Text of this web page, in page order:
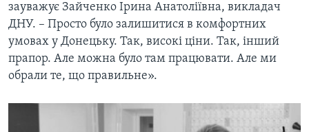
зауважує Зайченко Ірина Анатоліївна, викладач
ДНУ. – Просто було залишитися в комфортних
умовах у Донецьку. Так, високі ціни. Так, інший
прапор. Але можна було там працювати. Але ми
обрали те, що правильне».